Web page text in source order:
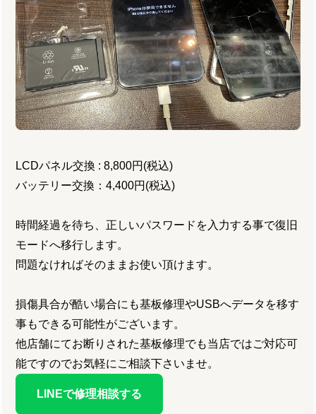
LCDパネル交換 : 8,800円(税込)
バッテリー交換：4,400円(税込)
時間経過を待ち、正しいパスワードを入力する事で復旧
モードへ移行します。
問題なければそのままお使い頂けます。
損傷具合が酷い場合にも基板修理やUSBへデータを移す
事もできる可能性がございます。
他店舗にてお断りされた基板修理でも当店ではご対応可
能ですのでお気軽にご相談下さいませ。
LINEで修理相談する